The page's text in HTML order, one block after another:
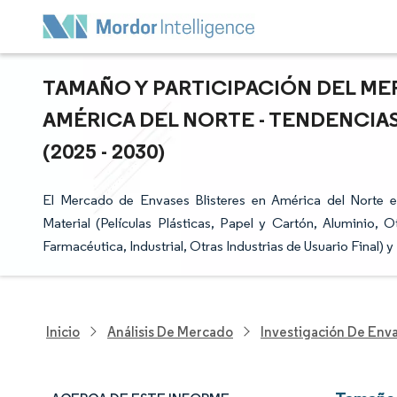
TAMAÑO Y PARTICIPACIÓN DEL
AMÉRICA DEL NORTE -
(2025 - 2030)
El Mercado de Envases Blisteres en América del Norte
Material (Películas Plásticas, Papel y Cartón, Aluminio,
Farmacéutica, Industrial, Otras Industrias de Usuario Final) y
Inicio Análisis De Mercado Investigación De